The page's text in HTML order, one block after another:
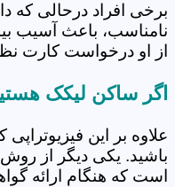
برخی افراد درحالی که
نامناسب، باعث آسیب
از او درخواست کارت
اگر ساکن لیکک
علاوه بر این
باشید. یکی دیگر از
است که هنگام ارائه